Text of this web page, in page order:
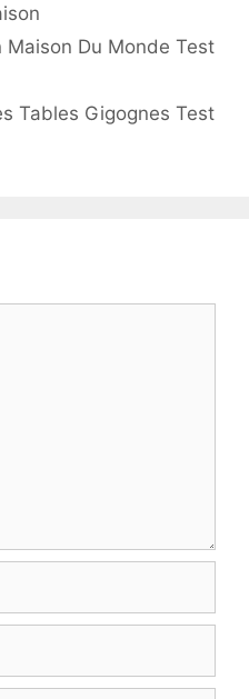
Maison Du Monde Test
Tables Gigognes Test